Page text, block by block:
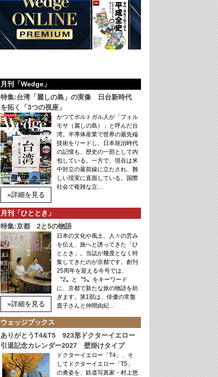
月刊「Wedge」
特集:台湾「麗しの島」の実像 日台新時代
を拓く「3つの視座」
»詳細を見る
かつてポルトガル人が「フォル
モサ（麗しの島）」と呼んだ台
湾。半導体産業で世界の最先端
技術をリードし、日本統治時代
の記憶も、歴史の一部として内
包している。一方で、現在は米
中対立の最前線に立たされ、難
しい現実に直面している。国際
社会で複雑な立…
月刊「ひととき」
特集:京都 2と5の物語
»詳細を見る
日本の文化や風土、人々の営み
を伝え、旅へと誘ってきた「ひ
ととき」。当誌が幾度となく特
集してきたのが京都です。創刊
25周年を迎える今号では、
〝2〟と〝5〟をキーワード
に、京都で新たな旅の物語を紡
ぎます。第1部は、俳優の常盤
貴子さんと仲間由紀…
ウェッジブックス
ありがとうT4&T5 923形ドクターイエロー
引退記念カレンダー2027 壁掛けタイプ
ドクターイエロー「T4」、そ
してドクターイエロー「T5」
の勇姿を、鉄道写真家・村上悠